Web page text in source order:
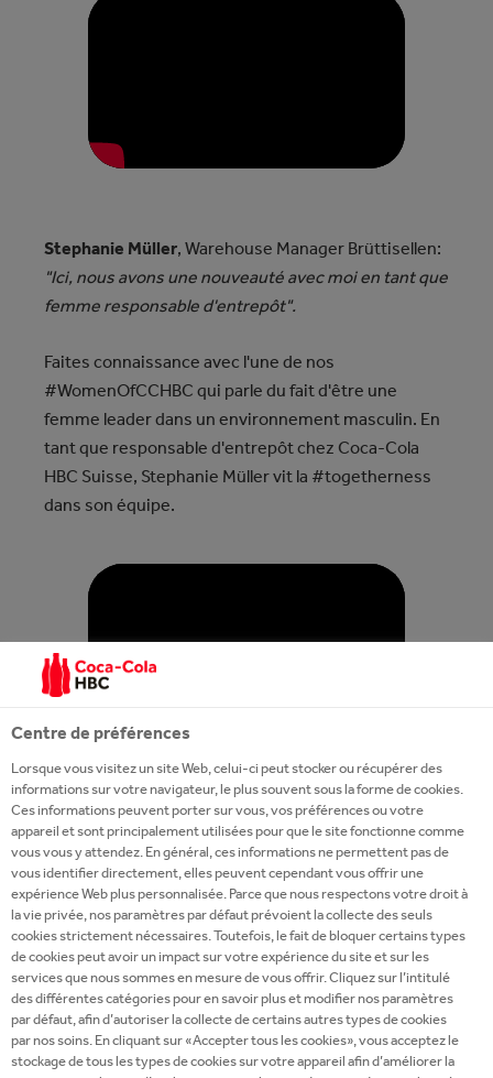
Stephanie Müller, Warehouse Manager Brüttisellen:
"Ici, nous avons une nouveauté avec moi en tant que
femme responsable d'entrepôt".
Faites connaissance avec l'une de nos
#WomenOfCCHBC qui parle du fait d'être une
femme leader dans un environnement masculin. En
tant que responsable d'entrepôt chez Coca-Cola
HBC Suisse, Stephanie Müller vit la #togetherness
dans son équipe.
Ilia Tomassi, ICSC Manager:
"Nous devrons amener plus de talents féminins
dans la chaîne d'approvisionnement".
Ilia Tomassi a "toujours voulu être ingénieur".
Aujourd'hui, elle dirige l'une de nos plus grandes
fonctions en tant que ICSC Manager chez Coca-Cola
HBC Suisse. Dans ce rôle, Ilia veut encourager plus
de talents féminins à travailler dans le domaine de la
Centre de préférences
Lorsque vous visitez un site Web, celui-ci peut stocker ou récupérer des
informations sur votre navigateur, le plus souvent sous la forme de cookies.
Ces informations peuvent porter sur vous, vos préférences ou votre
appareil et sont principalement utilisées pour que le site fonctionne comme
vous vous y attendez. En général, ces informations ne permettent pas de
vous identifier directement, elles peuvent cependant vous offrir une
expérience Web plus personnalisée. Parce que nous respectons votre droit à
la vie privée, nos paramètres par défaut prévoient la collecte des seuls
cookies strictement nécessaires. Toutefois, le fait de bloquer certains types
de cookies peut avoir un impact sur votre expérience du site et sur les
services que nous sommes en mesure de vous offrir. Cliquez sur l’intitulé
des différentes catégories pour en savoir plus et modifier nos paramètres
par défaut, afin d’autoriser la collecte de certains autres types de cookies
par nos soins. En cliquant sur «Accepter tous les cookies», vous acceptez le
stockage de tous les types de cookies sur votre appareil afin d’améliorer la